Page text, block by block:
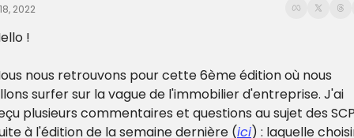
2022
!
nous retrouvons pour cette 6ème édition où nous
surfer sur la vague de l'immobilier d'entreprise. J'ai
plusieurs commentaires et questions au sujet des
à l'édition de la semaine dernière (ici) : laquelle